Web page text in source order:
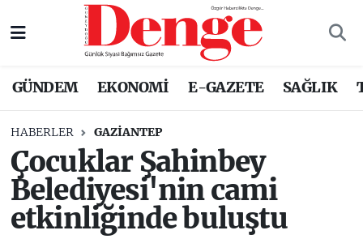
GÜNDEM EKONOMİ E-GAZETE SAĞLIK
HABERLER GAZIANTEP
Çocuklar Şahinbey
Belediyesi'nin cami
etkinliğinde buluştu
Nöbetçi Eczaneler
Trafik Durumu
Süper Lig Puan Durumu ve Fikstür
Tüm Manşetler